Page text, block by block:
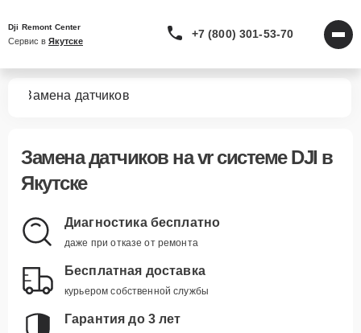
Dji Remont Center
Сервис в Якутске
+7 (800) 301-53-70
Замена датчиков
Замена датчиковна vr системе DJI в
Якутске
Диагностика бесплатно
даже при отказе от ремонта
Бесплатная доставка
курьером собственной службы
Гарантия до 3 лет